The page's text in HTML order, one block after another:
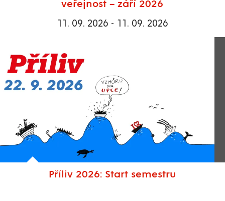
veřejnost – září 2026
11. 09. 2026 - 11. 09. 2026
Příliv 2026: Start semestru